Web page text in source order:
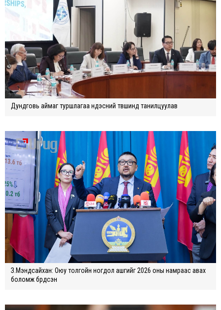
Дундговь аймаг туршлагаа үндэсний түвшинд танилцуулав
З.Мэндсайхан: Оюу толгойн ногдол ашгийг 2026 оны намраас авах
боломж бүрдсэн